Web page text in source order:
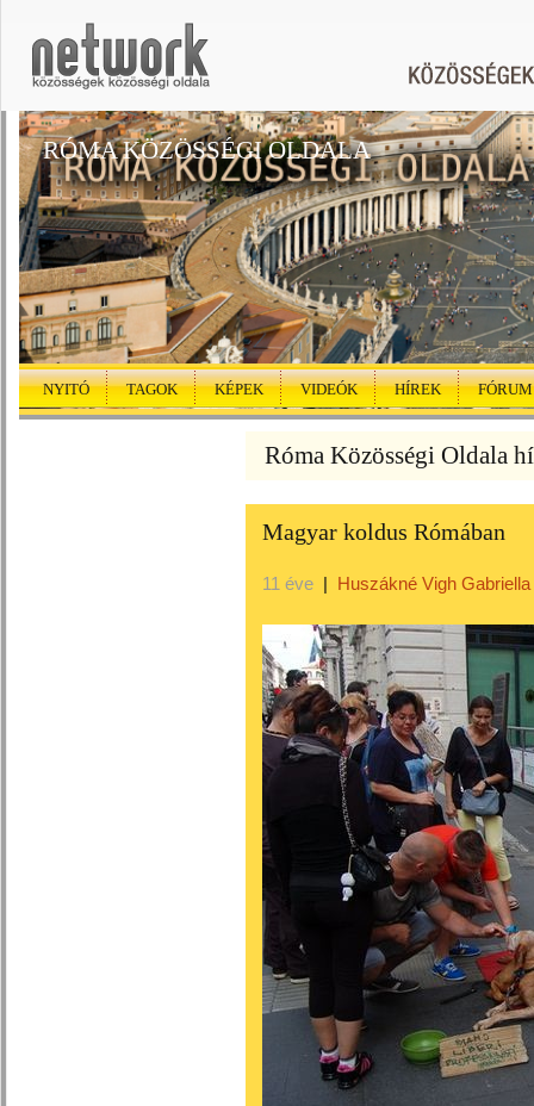
RÓMA KÖZÖSSÉGI OLDALA
NYITÓ TAGOK KÉPEK VIDEÓK HÍREK FÓRUM
Róma Közösségi Oldala
Magyar koldus Rómában
11 éve | Huszákné Vigh Gabriella